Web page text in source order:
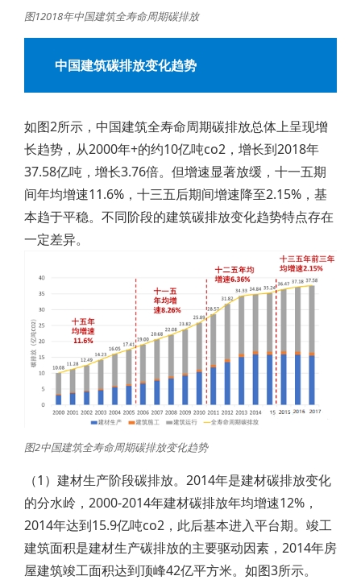
图12018年中国建筑全寿命周期碳排放
中国建筑碳排放变化趋势
如图2所示，中国建筑全寿命周期碳排放总体上呈现增
长趋势，从2000年+的约10亿吨co2，增长到2018年
37.58亿吨，增长3.76倍。但增速显著放缓，十一五期
间年均增速11.6%，十三五后期间增速降至2.15%，基
本趋于平稳。不同阶段的建筑碳排放变化趋势特点存在
一定差异。
图2中国建筑全寿命周期碳排放变化趋势
（1）建材生产阶段碳排放。2014年是建材碳排放变化
的分水岭，2000-2014年建材碳排放年均增速12%，
2014年达到15.9亿吨co2，此后基本进入平台期。竣工
建筑面积是建材生产碳排放的主要驱动因素，2014年房
屋建筑竣工面积达到顶峰42亿平方米。如图3所示。